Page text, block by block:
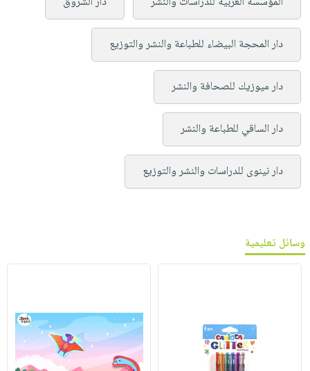
دار المحجة البيضاء للطباعة والنشر والتوزيع
دار ميوزيك للصحافة والنشر
دار الساقي للطباعة والنشر
دار نينوى للدراسات والنشر والتوزيع
وسائل تعليمية